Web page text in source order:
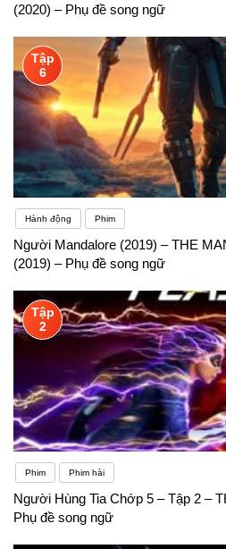
(2020) – Phụ đề song ngữ
Tập
6
Hành động Phim
Người Mandalore (2019) – THE
(2019) – Phụ đề song ngữ
Tập
2
Phim Phim hài
Người Hùng Tia Chớp 5 – Tập 2 –
Phụ đề song ngữ